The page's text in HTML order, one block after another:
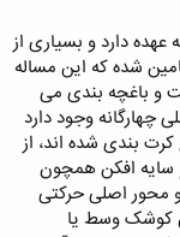
دارد و بسیاری از
شده که این مساله
و باغچه بندی می
چهارگانه وجود دارد
بندی شده اند، از
و سایه افکن همچون
محور اصلی حرکتی
کوشک وسط یا